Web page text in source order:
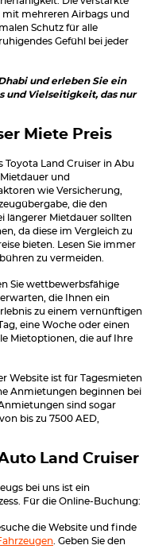
mehreren Airbags und
Schutz für alle
Gefühl bei jeder
und erleben Sie ein
und Vielseitigkeit, das nur
Miete Preis
Toyota Land Cruiser in Abu
und
wie Versicherung,
die den
längerer Mietdauer sollten
da diese im Vergleich zu
bieten. Lesen Sie immer
zu vermeiden.
Sie wettbewerbsfähige
die Ihnen ein
zu einem vernünftigen
eine Woche oder einen
Mietoptionen, die auf Ihre
Website ist für Tagesmieten
Anmietungen beginnen bei
sind sogar
bis zu 7500 AED,
Land Cruiser
bei uns ist ein
Für die Online-Buchung:
die Website und finde
. Geben Sie den